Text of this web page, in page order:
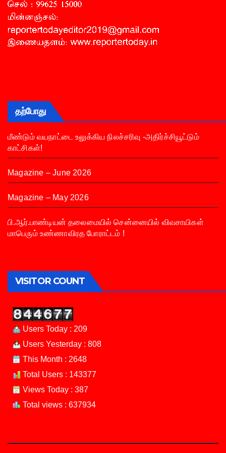
தற்போது
மீண்டும் வயநாட்டை உலுக்கிய நிலச்சரிவு -அதிர்ச்சியூட்டும்
காட்சிகள்!
Magazine – June 2026
Magazine – May 2026
பி.ஆர்.பாண்டியன் தலைமையில் சென்னையில் விவசாயிகள்
மாபெரும் உண்ணாவிரத போராட்டம் !
VISITOR COUNT
Users Today : 209
Users Yesterday : 808
This Month : 2648
Total Users : 143377
Views Today : 387
Total views : 637934